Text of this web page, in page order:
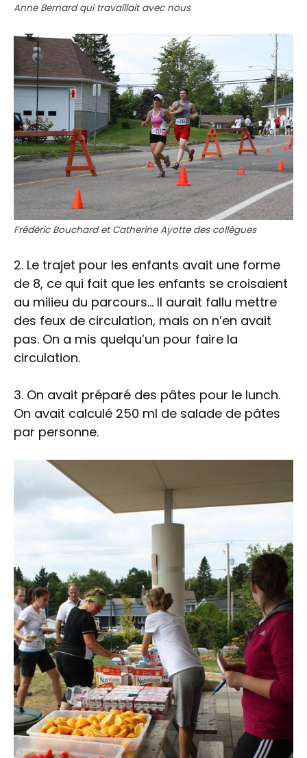
Anne Bernard qui travaillait avec nous
Frédéric Bouchard et Catherine Ayotte des collègues
2. Le trajet pour les enfants avait une forme
de 8, ce qui fait que les enfants se croisaient
au milieu du parcours… Il aurait fallu mettre
des feux de circulation, mais on n’en avait
pas. On a mis quelqu’un pour faire la
circulation.
3. On avait préparé des pâtes pour le lunch.
On avait calculé 250 ml de salade de pâtes
par personne.